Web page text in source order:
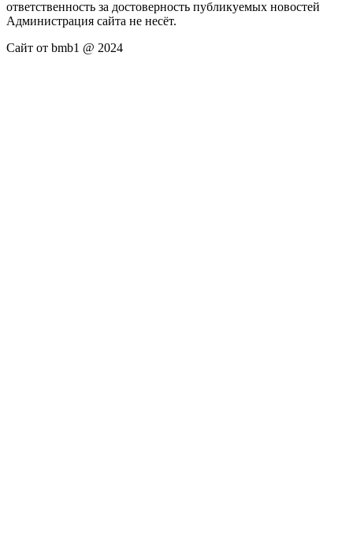
ответственность за достоверность публикуемых новостей
Администрация сайта не несёт.
Сайт от bmb1 @ 2024